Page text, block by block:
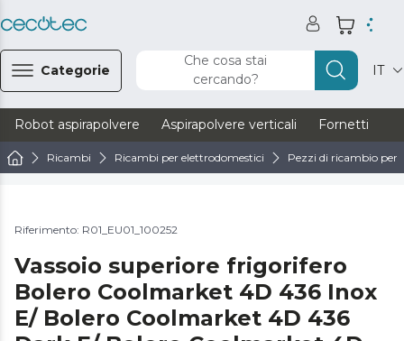
Categorie
Che cosa stai
cercando?
IT
Robot aspirapolvere Aspirapolvere verticali Fornetti
Ricambi Ricambi per elettrodomestici Pezzi di ricambio per
Riferimento: R01_EU01_100252
Vassoio superiore frigorifero
Bolero Coolmarket 4D 436 Inox
E/ Bolero Coolmarket 4D 436